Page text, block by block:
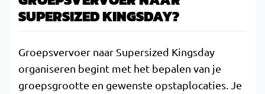
SUPERSIZED KINGSDAY?
Groepsvervoer naar Supersized Kingsday
organiseren begint met het bepalen van je
groepsgrootte en gewenste opstaplocaties. Je